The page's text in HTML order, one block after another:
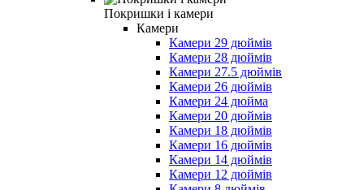
Покришки і камери
Камери
Камери 29 дюймів
Камери 28 дюймів
Камери 27.5 дюймів
Камери 26 дюймів
Камери 24 дюйма
Камери 20 дюймів
Камери 18 дюймів
Камери 16 дюймів
Камери 14 дюймів
Камери 12 дюймів